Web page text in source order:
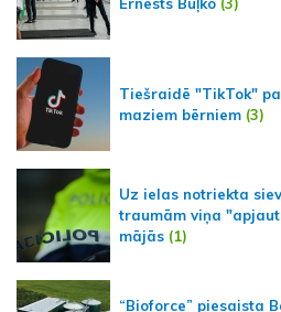
Tiešraidē "TikTok"
maziem bērniem (3)
Uz ielas notriekta
traumām viņa
mājās (1)
“Bioforce” piesaista